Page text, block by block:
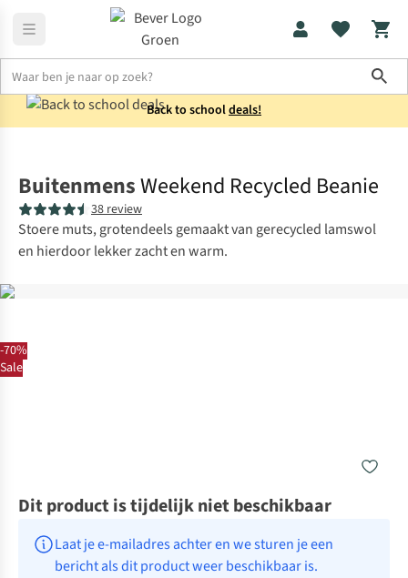
Back to schooldeals!
-70%
Sale
BuitenmensWeekend Recycled Beanie
38 review
Stoere muts, grotendeels gemaakt van gerecycled lamswol
en hierdoor lekker zacht en warm.
Dit product is tijdelijk niet beschikbaar
Laat je e-mailadres achter en we sturen je een
bericht als dit product weer beschikbaar is.